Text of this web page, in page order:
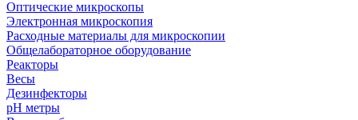
Оптические микроскопы
Электронная микроскопия
Расходные материалы для микроскопии
Общелабораторное оборудование
Реакторы
Весы
Дезинфекторы
рН метры